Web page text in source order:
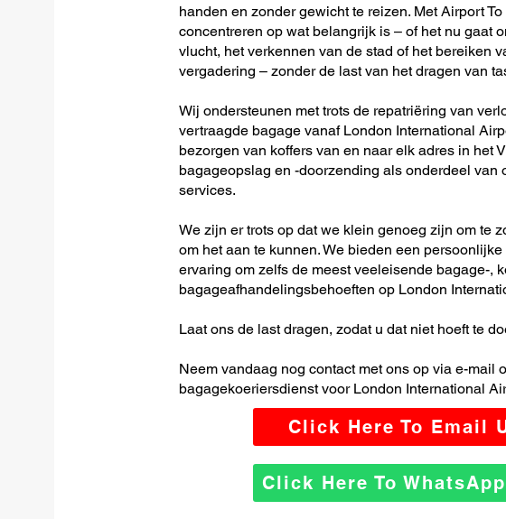
handen en zonder gewicht te reizen. Met Airport
concentreren op wat belangrijk is – of het nu gaat
vlucht, het verkennen van de stad of het bereiken
vergadering – zonder de last van het dragen van
Wij ondersteunen met trots de repatriëring van
vertraagde bagage vanaf London International
bezorgen van koffers van en naar elk adres in het
bagageopslag en -doorzending als onderdeel van
services.
We zijn er trots op dat we klein genoeg zijn om te
om het aan te kunnen. We bieden een
ervaring om zelfs de meest veeleisende bagage-,
bagageafhandelingsbehoeften op London
Laat ons de last dragen, zodat u dat niet hoeft te
Neem vandaag nog contact met ons op via e-mail
bagagekoeriersdienst voor London International
Click Here To Email
Click Here To